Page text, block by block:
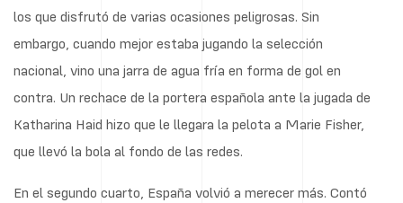
los que disfrutó de varias ocasiones peligrosas. Sin
embargo, cuando mejor estaba jugando la selección
nacional, vino una jarra de agua fría en forma de gol en
contra. Un rechace de la portera española ante la jugada de
Katharina Haid hizo que le llegara la pelota a Marie Fisher,
que llevó la bola al fondo de las redes.
En el segundo cuarto, España volvió a merecer más. Contó